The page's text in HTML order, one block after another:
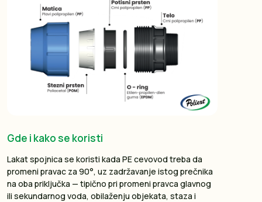
Gde i kako se koristi
Lakat spojnica se koristi kada PE cevovod treba da
promeni pravac za 90°, uz zadržavanje istog prečnika
na oba priključka — tipično pri promeni pravca glavnog
ili sekundarnog voda, obilaženju objekata, staza i